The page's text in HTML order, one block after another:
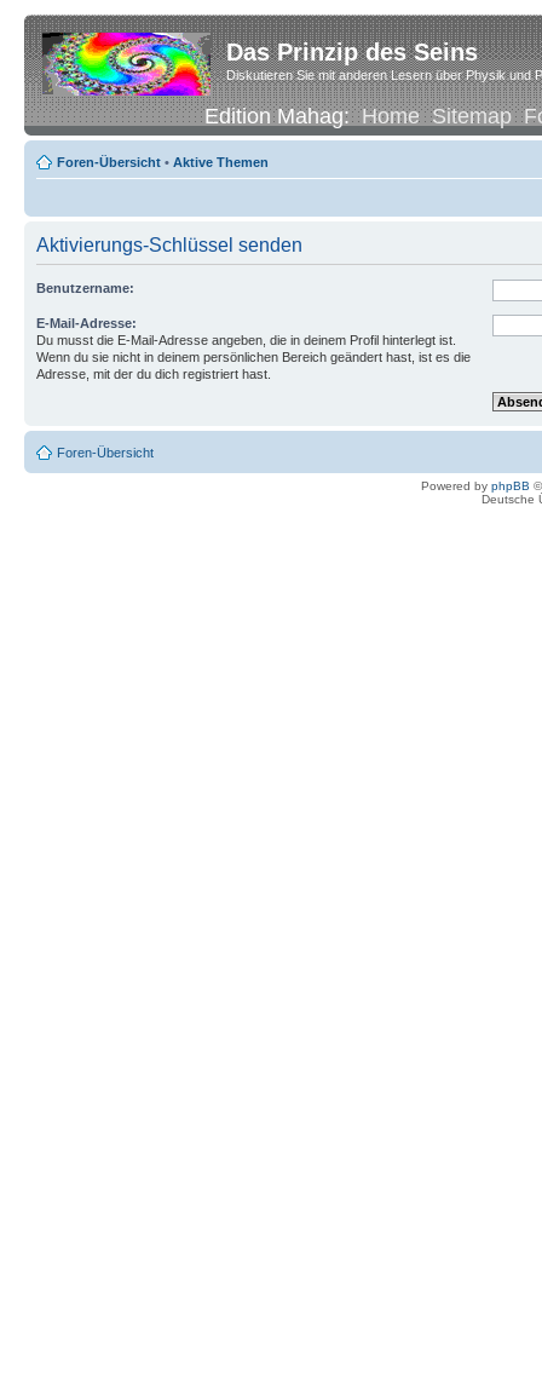
Das Prinzip des Seins
Diskutieren Sie mit anderen Lesern über Physik und
Edition Mahag:Home Sitemap
Foren-Übersicht • Aktive Themen
Aktivierungs-Schlüssel senden
Benutzername:
E-Mail-Adresse:
Du musst die E-Mail-Adresse angeben, die in deinem Profil hinterlegt ist.
Wenn du sie nicht in deinem persönlichen Bereich geändert hast, ist es die
Adresse, mit der du dich registriert hast.
Foren-Übersicht
Powered by phpBB
Deutsche